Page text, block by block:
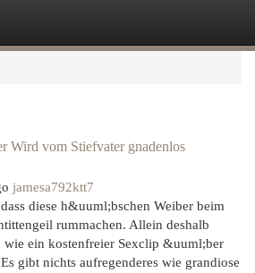
Wird vom Stiefvater gnadenlos
jamesa792ktt7
diese h&uuml;bschen Weiber beim
rummachen. Allein deshalb
wie ein kostenfreier Sexclip &uuml;ber
gibt nichts aufregenderes wie grandiose